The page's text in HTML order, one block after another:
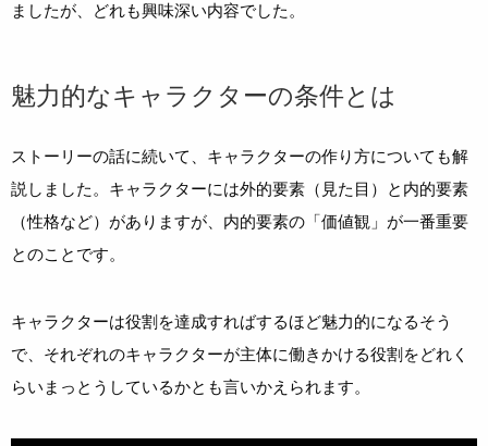
ましたが、どれも興味深い内容でした。
魅力的なキャラクターの条件とは
ストーリーの話に続いて、キャラクターの作り方についても解
説しました。キャラクターには外的要素（見た目）と内的要素
（性格など）がありますが、内的要素の「価値観」が一番重要
とのことです。
キャラクターは役割を達成すればするほど魅力的になるそう
で、それぞれのキャラクターが主体に働きかける役割をどれく
らいまっとうしているかとも言いかえられます。